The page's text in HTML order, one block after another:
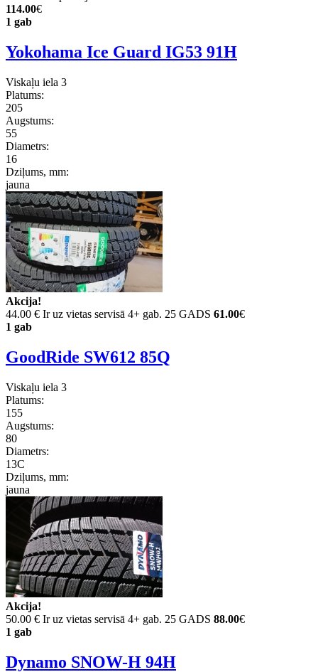
114.00€
1 gab
Yokohama Ice Guard IG53 91H
Viskaļu iela 3
Platums:
205
Augstums:
55
Diametrs:
16
Dziļums, mm:
jauna
Akcija!
44.00 € Ir uz vietas servisā 4+ gab. 25 GADS 61.00€
1 gab
GoodRide SW612 85Q
Viskaļu iela 3
Platums:
155
Augstums:
80
Diametrs:
13C
Dziļums, mm:
jauna
Akcija!
50.00 € Ir uz vietas servisā 4+ gab. 25 GADS 88.00€
1 gab
Dynamo SNOW-H 94H